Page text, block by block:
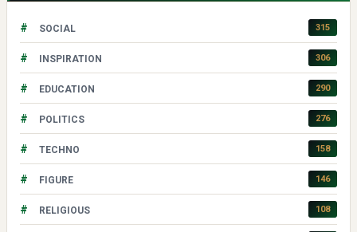
# SOCIAL 315
# INSPIRATION 306
# EDUCATION 290
# POLITICS 276
# TECHNO 158
# FIGURE 146
# RELIGIOUS 108